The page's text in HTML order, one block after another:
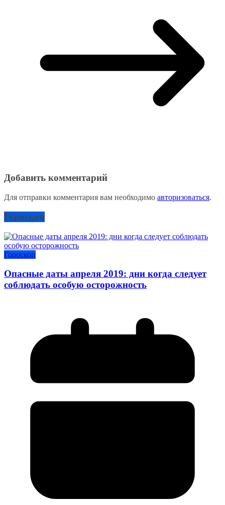
Добавить комментарий
Для отправки комментария вам необходимо авторизоваться.
Гороскоп
Гороскоп
Опасные даты апреля 2019: дни когда следует
соблюдать особую осторожность